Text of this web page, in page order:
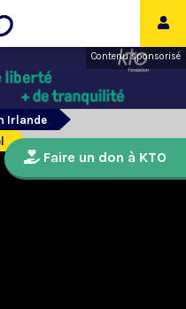
Contenu sponsorisé
Irlande
Faire un don à KTO